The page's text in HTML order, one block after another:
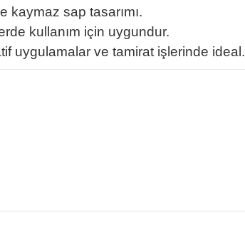
kaymaz sap tasarımı.
kullanım için uygundur.
uygulamalar ve tamirat işlerinde ideal.